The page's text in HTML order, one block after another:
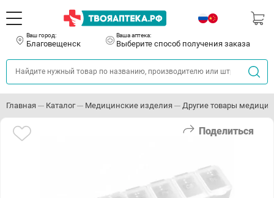
Ваш город:
Благовещенск
Ваша аптека:
Выберите способ получения заказа
Главная Каталог Медицинские изделия Другие товары
Поделиться